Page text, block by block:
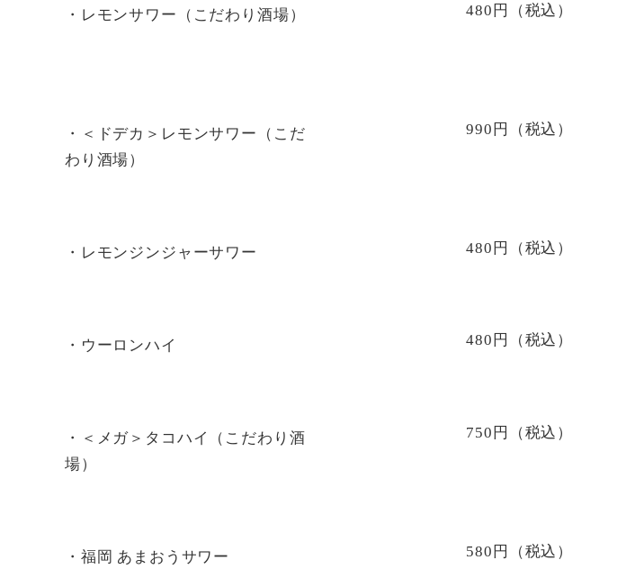
・レモンサワー（こだわり酒場） 480円（税込）
・＜ドデカ＞レモンサワー（こだ
わり酒場）
990円（税込）
・レモンジンジャーサワー 480円（税込）
・ウーロンハイ 480円（税込）
・＜メガ＞タコハイ（こだわり酒
場）
750円（税込）
・福岡 あまおうサワー 580円（税込）